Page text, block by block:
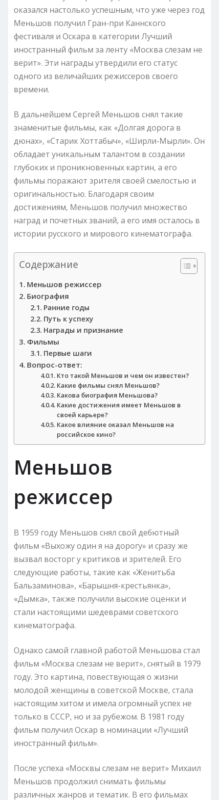
оказался настолько успешным, что уже через год
Меньшов получил Гран-при Каннского
фестиваля и Оскара в категории Лучший
иностранный фильм за ленту «Москва слезам не
верит». Эти награды утвердили его статус
одного из величайших режиссеров своего
времени.
В дальнейшем Сергей Меньшов снял такие
знаменитые фильмы, как «Долгая дорога в
дюнах», «Старик Хоттабыч», «Ширли-Мырли». Он
обладает уникальным талантом в создании
глубоких и проникновенных картин, а его
фильмы поражают зрителя своей смелостью и
оригинальностью. Благодаря своим
достижениям, Меньшов получил множество
наград и почетных званий, а его имя осталось в
истории русского и мирового кинематографа.
Содержание
Меньшов режиссер
Биография
Ранние годы
Путь к успеху
Награды и признание
Фильмы
Первые шаги
Вопрос-ответ:
Кто такой Меньшов и чем он известен?
Какие фильмы снял Меньшов?
Какова биография Меньшова?
Какие достижения имеет Меньшов в
своей карьере?
Какое влияние оказал Меньшов на
российское кино?
Меньшов
режиссер
В 1959 году Меньшов снял свой дебютный
фильм «Выхожу один я на дорогу» и сразу же
вызвал восторг у критиков и зрителей. Его
следующие работы, такие как «Женитьба
Бальзаминова», «Барышня-крестьянка»,
«Дымка», также получили высокие оценки и
стали настоящими шедеврами советского
кинематографа.
Однако самой главной работой Меньшова стал
фильм «Москва слезам не верит», снятый в 1979
году. Это картина, повествующая о жизни
молодой женщины в советской Москве, стала
настоящим хитом и имела огромный успех не
только в СССР, но и за рубежом. В 1981 году
фильм получил Оскар в номинации «Лучший
иностранный фильм».
После успеха «Москвы слезам не верит» Михаил
Меньшов продолжил снимать фильмы
различных жанров и тематик. В его фильмах